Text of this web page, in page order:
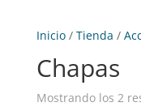
Inicio/ Tienda /
Chapas
Mostrando los 2